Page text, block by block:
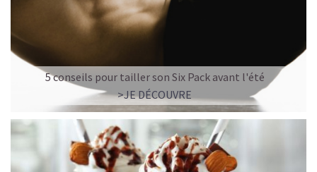
5 conseils pour tailler son Six Pack avant l'été
>JE DÉCOUVRE